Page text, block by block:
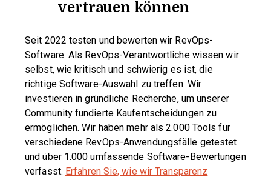
vertrauen können
Seit 2022 testen und bewerten wir RevOps-
Software. Als RevOps-Verantwortliche wissen wir
selbst, wie kritisch und schwierig es ist, die
richtige Software-Auswahl zu treffen. Wir
investieren in gründliche Recherche, um unserer
Community fundierte Kaufentscheidungen zu
ermöglichen. Wir haben mehr als 2.000 Tools für
verschiedene RevOps-Anwendungsfälle getestet
und über 1.000 umfassende Software-Bewertungen
verfasst. Erfahren Sie, wie wir Transparenz